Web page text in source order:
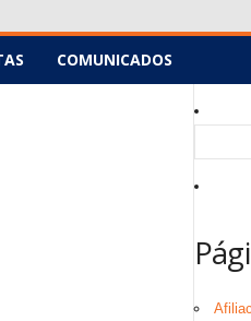
COMUNICADOS